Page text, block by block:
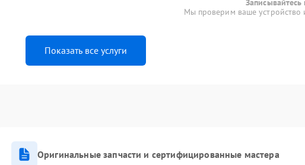
Записывайтесь
Мы проверим ваше устройство
Показать все услуги
Оригинальные запчасти и сертифицированные мастера